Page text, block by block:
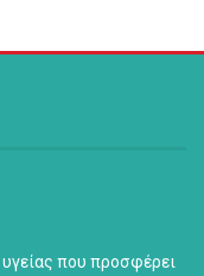
που προσφέρει